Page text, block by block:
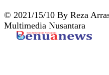
© 2021/15/10 By Reza
Multimedia Nusantara